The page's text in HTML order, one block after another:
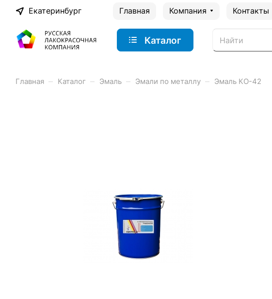
Екатеринбург Главная Компания Контакты
Каталог
Главная – Каталог – Эмаль – Эмали по металлу – Эмаль КО-42